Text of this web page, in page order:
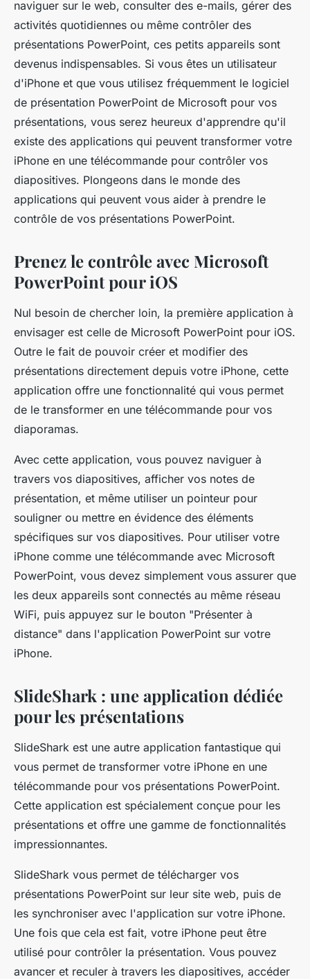
naviguer sur le web, consulter des e-mails, gérer des
activités quotidiennes ou même contrôler des
présentations PowerPoint, ces petits appareils sont
devenus indispensables. Si vous êtes un utilisateur
d'iPhone et que vous utilisez fréquemment le logiciel
de présentation PowerPoint de Microsoft pour vos
présentations, vous serez heureux d'apprendre qu'il
existe des applications qui peuvent transformer votre
iPhone en une télécommande pour contrôler vos
diapositives. Plongeons dans le monde des
applications qui peuvent vous aider à prendre le
contrôle de vos présentations PowerPoint.
Prenez le contrôle avec Microsoft
PowerPoint pour iOS
Nul besoin de chercher loin, la première application à
envisager est celle de Microsoft PowerPoint pour iOS.
Outre le fait de pouvoir créer et modifier des
présentations directement depuis votre iPhone, cette
application offre une fonctionnalité qui vous permet
de le transformer en une télécommande pour vos
diaporamas.
Avec cette application, vous pouvez naviguer à
travers vos diapositives, afficher vos notes de
présentation, et même utiliser un pointeur pour
souligner ou mettre en évidence des éléments
spécifiques sur vos diapositives. Pour utiliser votre
iPhone comme une télécommande avec Microsoft
PowerPoint, vous devez simplement vous assurer que
les deux appareils sont connectés au même réseau
WiFi, puis appuyez sur le bouton "Présenter à
distance" dans l'application PowerPoint sur votre
iPhone.
SlideShark : une application dédiée
pour les présentations
SlideShark est une autre application fantastique qui
vous permet de transformer votre iPhone en une
télécommande pour vos présentations PowerPoint.
Cette application est spécialement conçue pour les
présentations et offre une gamme de fonctionnalités
impressionnantes.
SlideShark vous permet de télécharger vos
présentations PowerPoint sur leur site web, puis de
les synchroniser avec l'application sur votre iPhone.
Une fois que cela est fait, votre iPhone peut être
utilisé pour contrôler la présentation. Vous pouvez
avancer et reculer à travers les diapositives, accéder